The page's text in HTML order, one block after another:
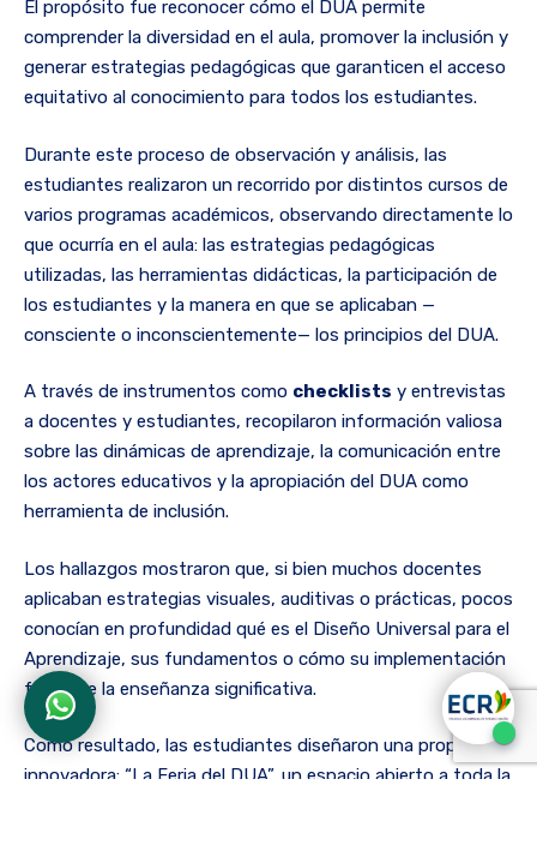
El propósito fue reconocer cómo el DUA permite
comprender la diversidad en el aula, promover la inclusión y
generar estrategias pedagógicas que garanticen el acceso
equitativo al conocimiento para todos los estudiantes.
Durante este proceso de observación y análisis, las
estudiantes realizaron un recorrido por distintos cursos de
varios programas académicos, observando directamente lo
que ocurría en el aula: las estrategias pedagógicas
utilizadas, las herramientas didácticas, la participación de
los estudiantes y la manera en que se aplicaban —
consciente o inconscientemente— los principios del DUA.
A través de instrumentos como checklists y entrevistas
a docentes y estudiantes, recopilaron información valiosa
sobre las dinámicas de aprendizaje, la comunicación entre
los actores educativos y la apropiación del DUA como
herramienta de inclusión.
Los hallazgos mostraron que, si bien muchos docentes
aplicaban estrategias visuales, auditivas o prácticas, pocos
conocían en profundidad qué es el Diseño Universal para el
Aprendizaje, sus fundamentos o cómo su implementación
favorece la enseñanza significativa.
Como resultado, las estudiantes diseñaron una propuesta
innovadora: “La Feria del DUA”, un espacio abierto a toda la